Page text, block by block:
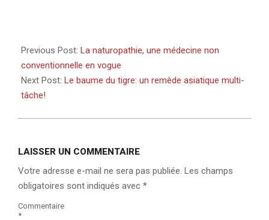
Previous Post: La naturopathie, une médecine non
conventionnelle en vogue
Next Post: Le baume du tigre: un remède asiatique multi-
tâche!
LAISSER UN COMMENTAIRE
Votre adresse e-mail ne sera pas publiée. Les champs
obligatoires sont indiqués avec *
Commentaire
*